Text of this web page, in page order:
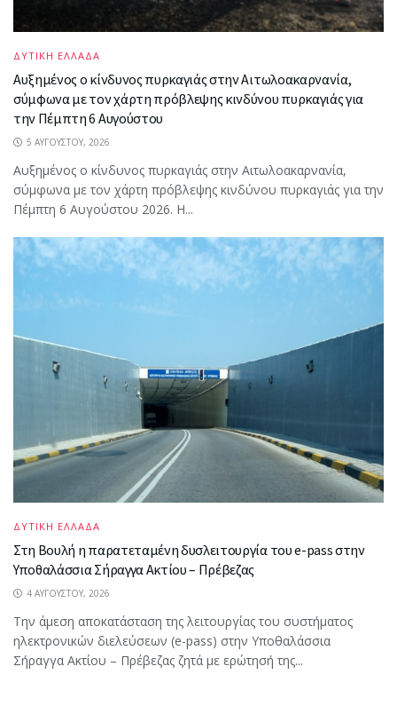
ΔΥΤΙΚΗ ΕΛΛΑΔΑ
Αυξημένος ο κίνδυνος πυρκαγιάς στην Αιτωλοακαρνανία,
σύμφωνα με τον χάρτη πρόβλεψης κινδύνου πυρκαγιάς για
την Πέμπτη 6 Αυγούστου
5 ΑΥΓΟΎΣΤΟΥ, 2026
Αυξημένος ο κίνδυνος πυρκαγιάς στην Αιτωλοακαρνανία,
σύμφωνα με τον χάρτη πρόβλεψης κινδύνου πυρκαγιάς για την
Πέμπτη 6 Αυγούστου 2026. Η...
ΔΥΤΙΚΗ ΕΛΛΑΔΑ
Στη Βουλή η παρατεταμένη δυσλειτουργία του e-pass στην
Υποθαλάσσια Σήραγγα Ακτίου – Πρέβεζας
4 ΑΥΓΟΎΣΤΟΥ, 2026
Την άμεση αποκατάσταση της λειτουργίας του συστήματος
ηλεκτρονικών διελεύσεων (e-pass) στην Υποθαλάσσια
Σήραγγα Ακτίου – Πρέβεζας ζητά με ερώτησή της...